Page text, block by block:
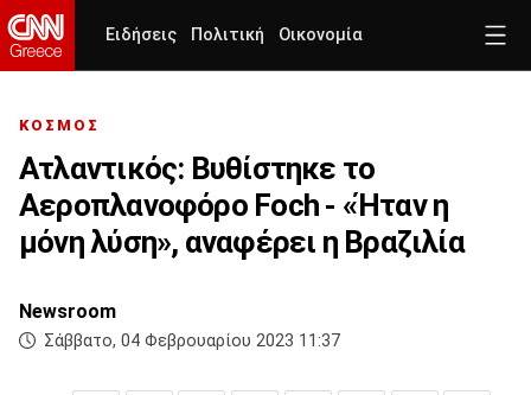
Ειδήσεις Πολιτική Οικονομία
ΚΟΣΜΟΣ
Ατλαντικός: Βυθίστηκε το
Aεροπλανοφόρο Foch - «Ήταν η
μόνη λύση», αναφέρει η Βραζιλία
Newsroom
Σάββατο, 04 Φεβρουαρίου 2023 11:37